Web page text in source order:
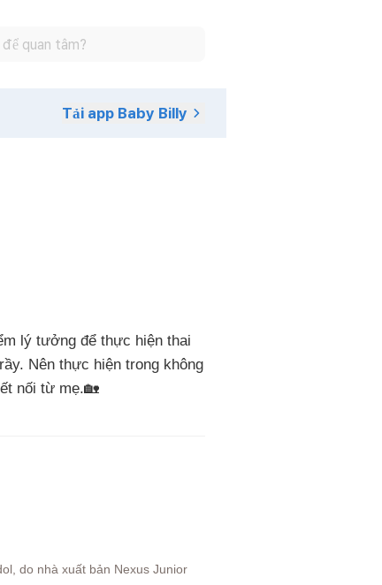
Tải app Baby Billy
lý tưởng để thực hiện thai
Nên thực hiện trong không
nối từ mẹ.🏡
do nhà xuất bản Nexus Junior